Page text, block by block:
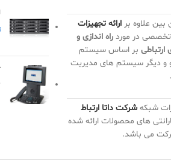
بین علاوه بر ارائه تجهیزات
تخصصی در مورد راه اندازی و
ارتباطی بر اساس سیستم
دیگر سیستم های مدیریت
شبکه شرکت داتا ارتباط
های محصولات ارائه شده
می باشد.